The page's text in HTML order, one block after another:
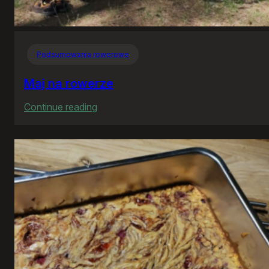
Podsumowania rowerowe
Maj na rowerze
Continue reading
na
rowerze